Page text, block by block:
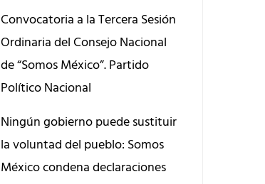
Convocatoria a la Tercera Sesión
Ordinaria del Consejo Nacional
de “Somos México”. Partido
Político Nacional
Ningún gobierno puede sustituir
la voluntad del pueblo: Somos
México condena declaraciones